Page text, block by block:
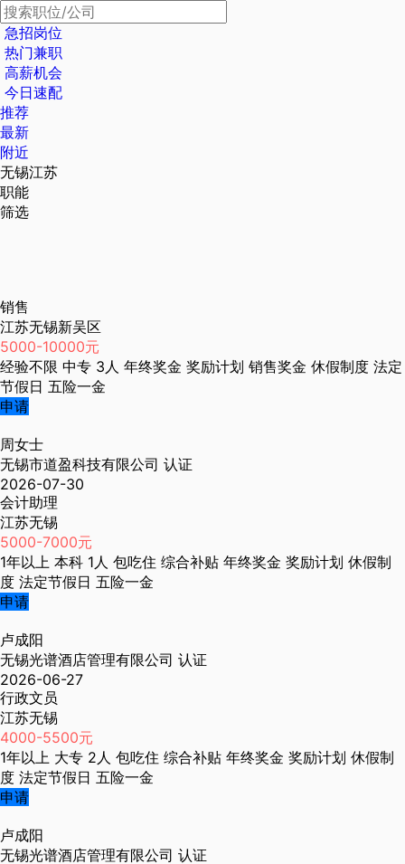
急招岗位
热门兼职
高薪机会
今日速配
推荐
最新
附近
无锡江苏
职能
筛选
销售
江苏无锡新吴区
5000-10000元
经验不限 中专 3人 年终奖金 奖励计划 销售奖金 休假制度 法定
节假日 五险一金
申请
周女士
无锡市道盈科技有限公司 认证
2026-07-30
会计助理
江苏无锡
5000-7000元
1年以上 本科 1人 包吃住 综合补贴 年终奖金 奖励计划 休假制
度 法定节假日 五险一金
申请
卢成阳
无锡光谱酒店管理有限公司 认证
2026-06-27
行政文员
江苏无锡
4000-5500元
1年以上 大专 2人 包吃住 综合补贴 年终奖金 奖励计划 休假制
度 法定节假日 五险一金
申请
卢成阳
无锡光谱酒店管理有限公司 认证